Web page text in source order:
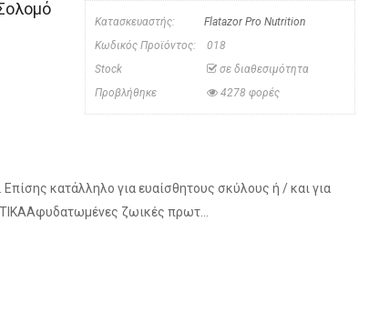
Κατασκευαστής:
Flatazor Pro Nutrition
Κωδικός Προϊόντος:
018
Stock
σε διαθεσιμότητα
Προβλήθηκε
4278 φορές
κατάλληλο για ευαίσθητους σκύλους ή / και για
ζωικές πρωτ...